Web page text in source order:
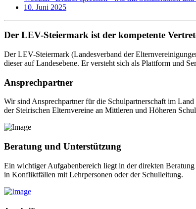
10. Juni 2025
Der LEV-Steiermark ist der kompetente
Der LEV-Steiermark (Landesverband der
dieser auf Landesebene. Er versteht sich als Plattform und
Ansprechpartner
Wir sind Ansprechpartner für die Schulpartnerschaft im
der Steirischen Elternvereine an Mittleren und Höheren
Beratung und Unterstützung
Ein wichtiger Aufgabenbereich liegt in der direkten
in Konfliktfällen mit Lehrpersonen oder der Schulleitung.